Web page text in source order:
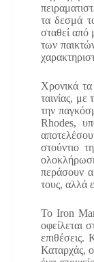
τα δεσμά
σταθεί από
των
Χρονικά τα
ταινίας,
την
Rhodes,
στούντιο
περάσουν
τους, αλλά
Το Iron
οφείλεται
επιθέσεις.
Καταρχάς,